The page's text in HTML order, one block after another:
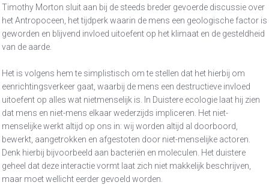
Timothy Morton sluit aan bij de steeds breder gevoerde discussie over
het Antropoceen, het tijdperk waarin de mens een geologische factor is
geworden en blijvend invloed uitoefent op het klimaat en de gesteldheid
van de aarde.
Het is volgens hem te simplistisch om te stellen dat het hierbij om
eenrichtingsverkeer gaat, waarbij de mens een destructieve invloed
uitoefent op alles wat nietmenselijk is. In Duistere ecologie laat hij zien
dat mens en niet-mens elkaar wederzijds impliceren. Het niet-
menselijke werkt altijd op ons in: wij worden altijd al doorboord,
bewerkt, aangetrokken en afgestoten door niet-menselijke actoren.
Denk hierbij bijvoorbeeld aan bacteriën en moleculen. Het duistere
geheel dat deze interactie vormt laat zich niet makkelijk beschrijven,
maar moet wellicht eerder gevoeld worden.